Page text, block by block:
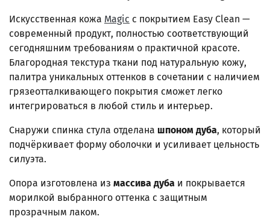
Искусственная кожа Magic с покрытием Easy Clean —
современный продукт, полностью соответствующий
сегодняшним требованиям о практичной красоте.
Благородная текстура ткани под натуральную кожу,
палитра уникальных оттенков в сочетании с наличием
грязеотталкивающего покрытия сможет легко
интегрироваться в любой стиль и интерьер.
Снаружи спинка стула отделана шпоном дуба, который
подчёркивает форму оболочки и усиливает цельность
силуэта.
Опора изготовлена из массива дуба и покрывается
морилкой выбранного оттенка с защитным
прозрачным лаком.